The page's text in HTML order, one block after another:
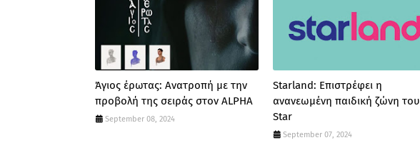
Άγιος έρωτας: Ανατροπή με την
προβολή της σειράς στον ALPHA
September 08, 2024
Starland: Επιστρέφει η
ανανεωμένη παιδική ζώνη του
Star
September 07, 2024